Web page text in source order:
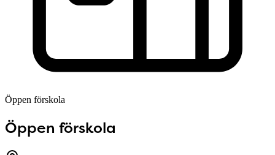
Öppen förskola
Öppen förskola